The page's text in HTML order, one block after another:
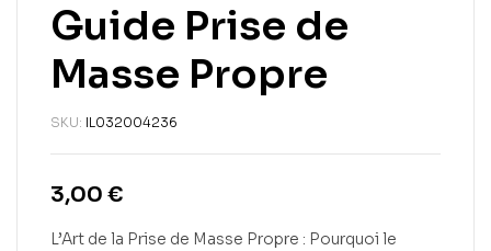
Guide Prise de
Masse Propre
SKU: IL032004236
3,00 €
L’Art de la Prise de Masse Propre : Pourquoi le